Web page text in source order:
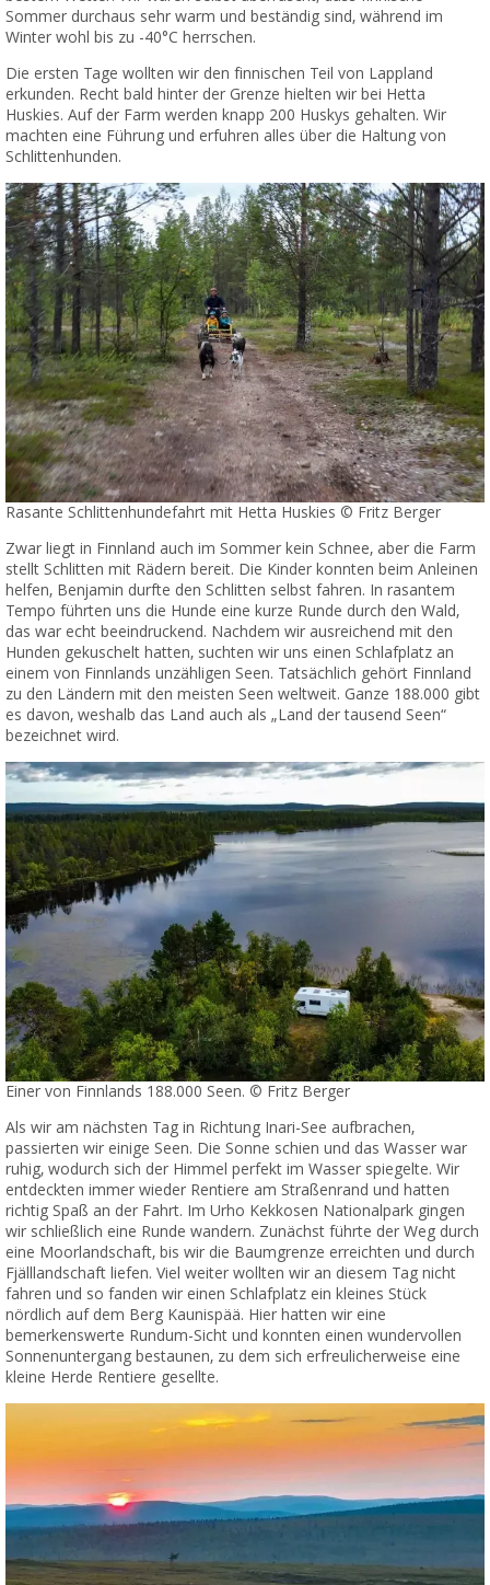
Sommer durchaus sehr warm und beständig sind, während im
Winter wohl bis zu -40°C herrschen.
Die ersten Tage wollten wir den finnischen Teil von Lappland
erkunden. Recht bald hinter der Grenze hielten wir bei Hetta
Huskies. Auf der Farm werden knapp 200 Huskys gehalten. Wir
machten eine Führung und erfuhren alles über die Haltung von
Schlittenhunden.
Rasante Schlittenhundefahrt mit Hetta Huskies © Fritz Berger
Zwar liegt in Finnland auch im Sommer kein Schnee, aber die Farm
stellt Schlitten mit Rädern bereit. Die Kinder konnten beim Anleinen
helfen, Benjamin durfte den Schlitten selbst fahren. In rasantem
Tempo führten uns die Hunde eine kurze Runde durch den Wald,
das war echt beeindruckend. Nachdem wir ausreichend mit den
Hunden gekuschelt hatten, suchten wir uns einen Schlafplatz an
einem von Finnlands unzähligen Seen. Tatsächlich gehört Finnland
zu den Ländern mit den meisten Seen weltweit. Ganze 188.000 gibt
es davon, weshalb das Land auch als „Land der tausend Seen“
bezeichnet wird.
Einer von Finnlands 188.000 Seen. © Fritz Berger
Als wir am nächsten Tag in Richtung Inari-See aufbrachen,
passierten wir einige Seen. Die Sonne schien und das Wasser war
ruhig, wodurch sich der Himmel perfekt im Wasser spiegelte. Wir
entdeckten immer wieder Rentiere am Straßenrand und hatten
richtig Spaß an der Fahrt. Im Urho Kekkosen Nationalpark gingen
wir schließlich eine Runde wandern. Zunächst führte der Weg durch
eine Moorlandschaft, bis wir die Baumgrenze erreichten und durch
Fjälllandschaft liefen. Viel weiter wollten wir an diesem Tag nicht
fahren und so fanden wir einen Schlafplatz ein kleines Stück
nördlich auf dem Berg Kaunispää. Hier hatten wir eine
bemerkenswerte Rundum-Sicht und konnten einen wundervollen
Sonnenuntergang bestaunen, zu dem sich erfreulicherweise eine
kleine Herde Rentiere gesellte.